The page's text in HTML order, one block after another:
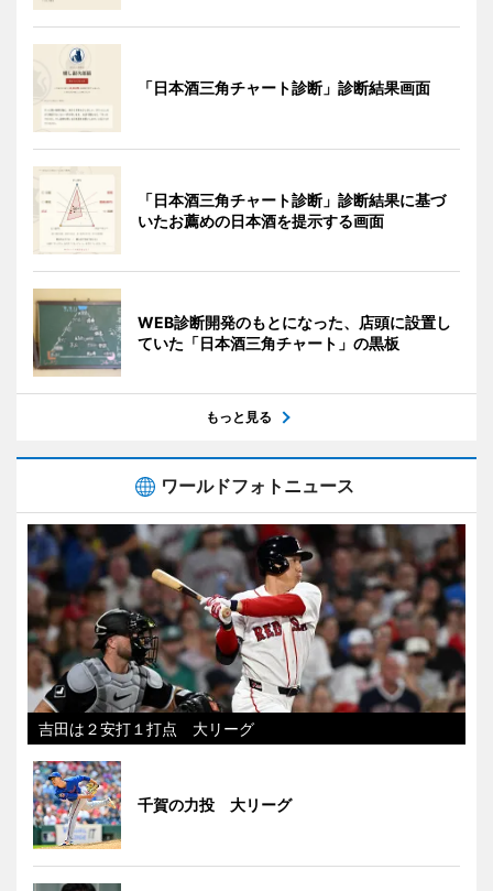
「日本酒三角チャート診断」診断結果画面
「日本酒三角チャート診断」診断結果に基づ
いたお薦めの日本酒を提示する画面
WEB診断開発のもとになった、店頭に設置し
ていた「日本酒三角チャート」の黒板
もっと見る
ワールドフォトニュース
吉田は２安打１打点 大リーグ
千賀の力投 大リーグ